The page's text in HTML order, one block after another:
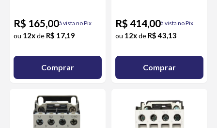
R$ 165,00à vista no Pix
ou 12xde R$ 17,19
Comprar
R$ 414,00à vista no Pix
ou 12xde R$ 43,13
Comprar